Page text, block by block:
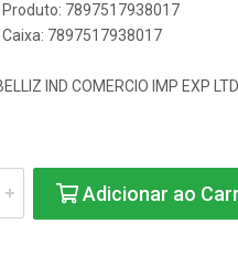
7897517938017
7897517938017
IND COMERCIO IMP EXP
Adicionar ao